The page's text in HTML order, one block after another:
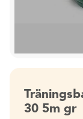
30 5m gr